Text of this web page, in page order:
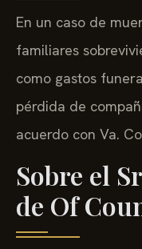
En un caso de
familiares
como gastos
pérdida de
acuerdo con Va.
Sobre el
de Of